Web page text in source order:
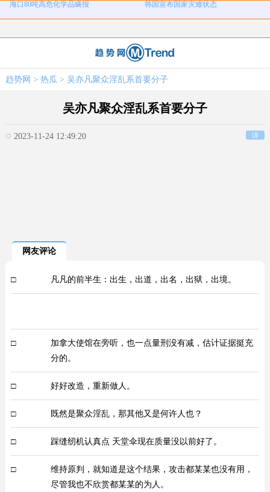
河南三支一扶考试存在规模性组织作 1岁宝宝碰坏纸巾盒三亚酒店索赔924
26岁女儿谈47岁妈妈突然产女 儿子举报身价上亿父亲说家已破碎
海口80吨高危化学品瞒报 韩国宣布国家灾难状态
趋势网 > 热瓜 > 吴亦凡聚众淫乱系首要分子
吴亦凡聚众淫乱系首要分子
2023-11-24 12:49:20 详
网友评论
□ 凡凡的前半生：出生，出道，出名，出狱，出境。
□
加拿大使馆在旁听，也一点量刑没有减，估计证据挺充
分的。
□ 好好改造，重新做人。
□ 既然是聚众淫乱，那其他又是何许人也？
□ 踩缝纫机认真点 天堂伞现在质量没以前好了。
□
维持原判，就知道是这个结果，攻击都某某也没有用，
尽管我也不欣赏都某某的为人。